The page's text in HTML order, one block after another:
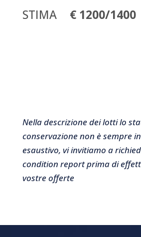
STIMA € 1200/1400
Nella descrizione dei lotti lo
conservazione non è sempre
esaustivo, vi invitiamo a
condition report prima di
vostre offerte